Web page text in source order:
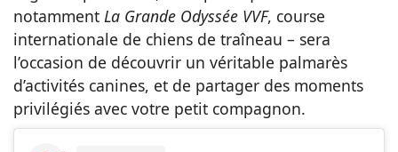
notamment La Grande Odyssée VVF, course
internationale de chiens de traîneau – sera
l’occasion de découvrir un véritable palmarès
d’activités canines, et de partager des moments
privilégiés avec votre petit compagnon.